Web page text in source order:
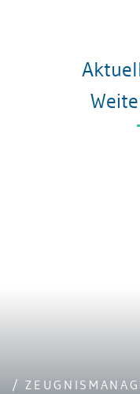
/